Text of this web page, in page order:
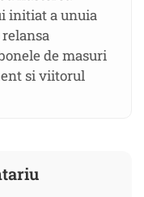
initiat a unuia
de masuri
si viitorul